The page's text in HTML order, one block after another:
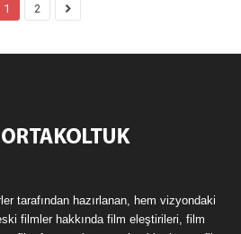
1 2
tarafından hazırlanan, hem vizyondaki
filmler hakkında film eleştirileri, film